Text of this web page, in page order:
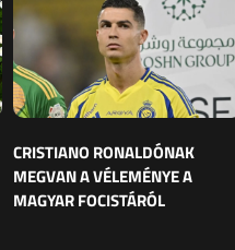
CRISTIANO RONALDÓNAK
MEGVAN A VÉLEMÉNYE A
MAGYAR FOCISTÁRÓL